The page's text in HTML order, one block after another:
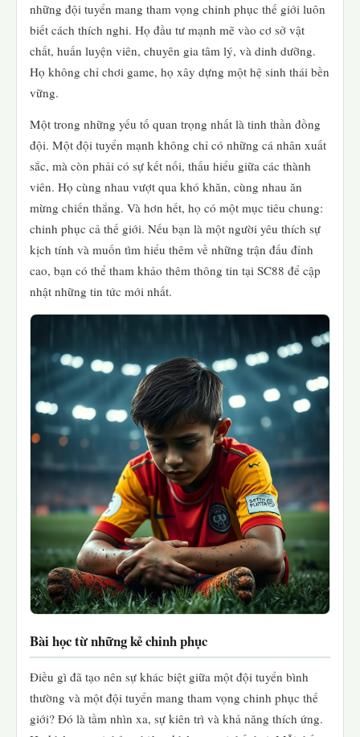
những đội tuyển mang tham vọng chinh phục thế giới luôn
biết cách thích nghi. Họ đầu tư mạnh mẽ vào cơ sở vật
chất, huấn luyện viên, chuyên gia tâm lý, và dinh dưỡng.
Họ không chỉ chơi game, họ xây dựng một hệ sinh thái bền
vững.
Một trong những yếu tố quan trọng nhất là tinh thần đồng
đội. Một đội tuyển mạnh không chỉ có những cá nhân xuất
sắc, mà còn phải có sự kết nối, thấu hiểu giữa các thành
viên. Họ cùng nhau vượt qua khó khăn, cùng nhau ăn
mừng chiến thắng. Và hơn hết, họ có một mục tiêu chung:
chinh phục cả thế giới. Nếu bạn là một người yêu thích sự
kịch tính và muốn tìm hiểu thêm về những trận đấu đỉnh
cao, bạn có thể tham khảo thêm thông tin tại SC88 để cập
nhật những tin tức mới nhất.
Bài học từ những kẻ chinh phục
Điều gì đã tạo nên sự khác biệt giữa một đội tuyển bình
thường và một đội tuyển mang tham vọng chinh phục thế
giới? Đó là tầm nhìn xa, sự kiên trì và khả năng thích ứng.